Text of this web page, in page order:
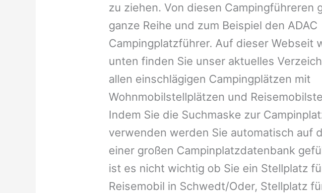
zu ziehen. Von diesen Campingführeren
ganze Reihe und zum Beispiel den ADAC
Campingplatzführer. Auf dieser Webseit
unten finden Sie unser aktuelles
allen einschlägigen Campingplätzen mit
Wohnmobilstellplätzen und
Indem Sie die Suchmaske zur
verwenden werden Sie automatisch auf
einer großen Campinplatzdatenbank
ist es nicht wichtig ob Sie ein Stellplatz
Reisemobil in Schwedt/Oder, Stellplatz